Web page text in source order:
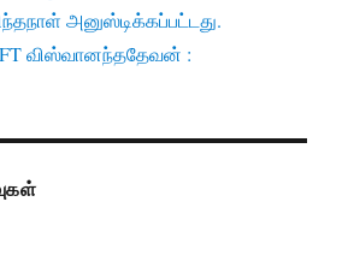
அனுஸ்டிக்கப்பட்டது.
விஸ்வானந்ததேவன் :